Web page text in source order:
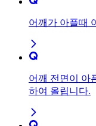
어깨가 아플때
어깨 전면이 아
하여 올립니다.